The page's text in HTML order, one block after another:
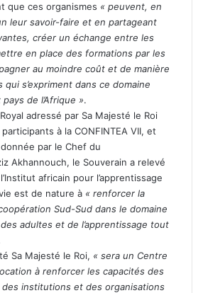
que ces organismes « peuvent, en
leur savoir-faire et en partageant
créer un échange entre les
en place des formations par les
au moindre coût et de manière
s’expriment dans ce domaine
de l’Afrique ».
adressé par Sa Majesté le Roi
à la CONFINTEA VII, et
par le Chef du
Akhannouch, le Souverain a relevé
africain pour l’apprentissage
est de nature à « renforcer la
Sud-Sud dans le domaine
adultes et de l’apprentissage tout
Sa Majesté le Roi, « sera un Centre
à renforcer les capacités des
institutions et des organisations